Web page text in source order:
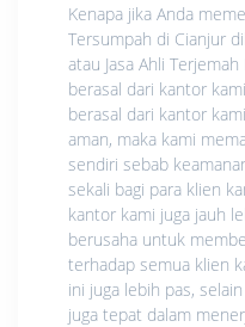
Kenapa jika Anda
Tersumpah di Cianjur
atau Jasa Ahli
berasal dari kantor
berasal dari kantor
aman, maka kami
sendiri sebab
sekali bagi para klien
kantor kami juga jauh
berusaha untuk
terhadap semua klien
ini juga lebih pas,
juga tepat dalam